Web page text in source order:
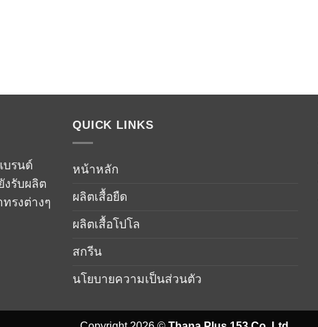
บรนด์
งรับผลิต
รงต่างๆ
QUICK LINKS
หน้าหลัก
ผลิตเสื้อยืด
ผลิตเสื้อโปโล
สกรีน
นโยบายความเป็นส่วนตัว